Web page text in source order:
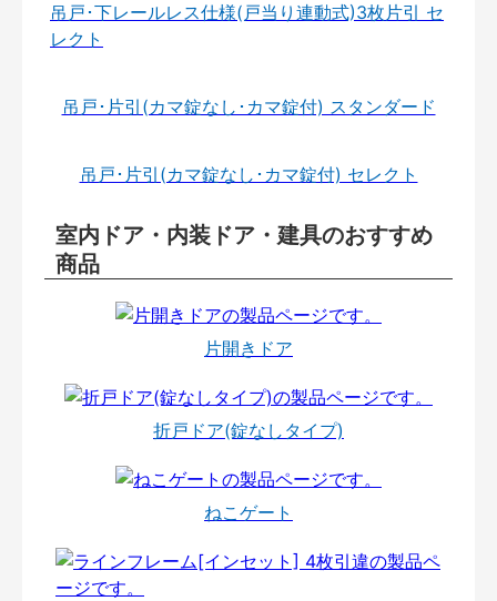
吊戸･下レールレス仕様(戸当り連動式)3枚片引 セ
レクト
吊戸･片引(カマ錠なし･カマ錠付) スタンダード
吊戸･片引(カマ錠なし･カマ錠付) セレクト
室内ドア・内装ドア・建具のおすすめ
商品
片開きドア
折戸ドア(錠なしタイプ)
ねこゲート